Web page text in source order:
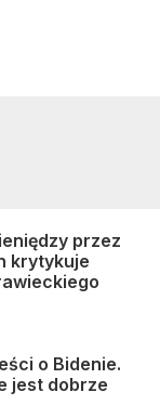
przez
krytykuje
o Bidenie.
jest dobrze